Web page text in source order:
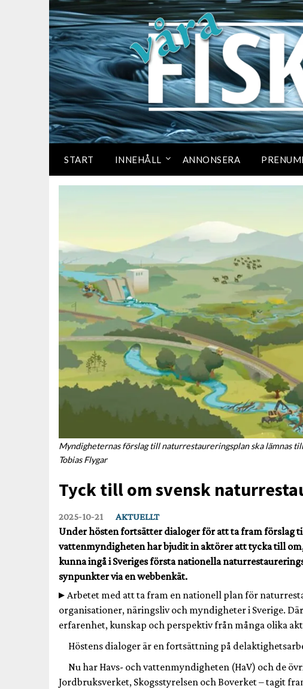
START INNEHÅLL ANNONSERA
Myndigheternas förslag till naturrestaureringsplan ska lämnas
Tobias Flygar
Tyck till om svensk
2025‑10‑21 AKTUELLT
Under hösten fortsätter dialoger för att ta fram förslag
vattenmyndigheten har bjudit in aktörer att tycka till
kunna ingå i Sveriges första nationella
synpunkter via en webbenkät.
Arbetet med att ta fram en nationell plan för
organisationer, näringsliv och myndigheter i Sverige.
erfarenhet, kunskap och perspektiv från många olika
Höstens dialoger är en fortsättning på
Nu har Havs- och vattenmyndigheten (HaV) och de
Jordbruksverket, Skogsstyrelsen och Boverket – tagit